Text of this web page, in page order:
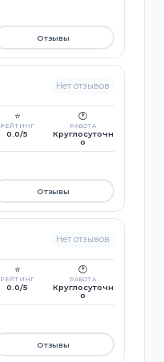
Отзывы
Нет отзывов
⭐
РЕЙТИНГ
0.0/5
🕐
РАБОТА
Круглосуточн
о
Отзывы
Нет отзывов
⭐
РЕЙТИНГ
0.0/5
🕐
РАБОТА
Круглосуточн
о
Отзывы